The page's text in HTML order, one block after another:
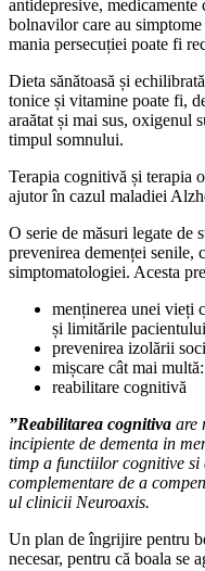
antidepresive,
bolnavilor care au
mania persecuției poate fi
Dieta sănătoasă și
tonice și vitamine poate fi,
araătat și mai sus, oxigenul
timpul somnului.
Terapia cognitivă și terapia
ajutor în cazul maladiei
O serie de măsuri legate de
prevenirea demenței senile,
simptomatologiei. Acesta
menținerea unei vieți
și limitările pacientului
prevenirea izolării
mișcare cât mai
reabilitare cognitivă
”Reabilitarea cognitiva are
incipiente de dementa in
timp a functiilor cognitive si
complementare de a
ul clinicii Neuroaxis.
Un plan de îngrijire pentru
necesar, pentru că boala se